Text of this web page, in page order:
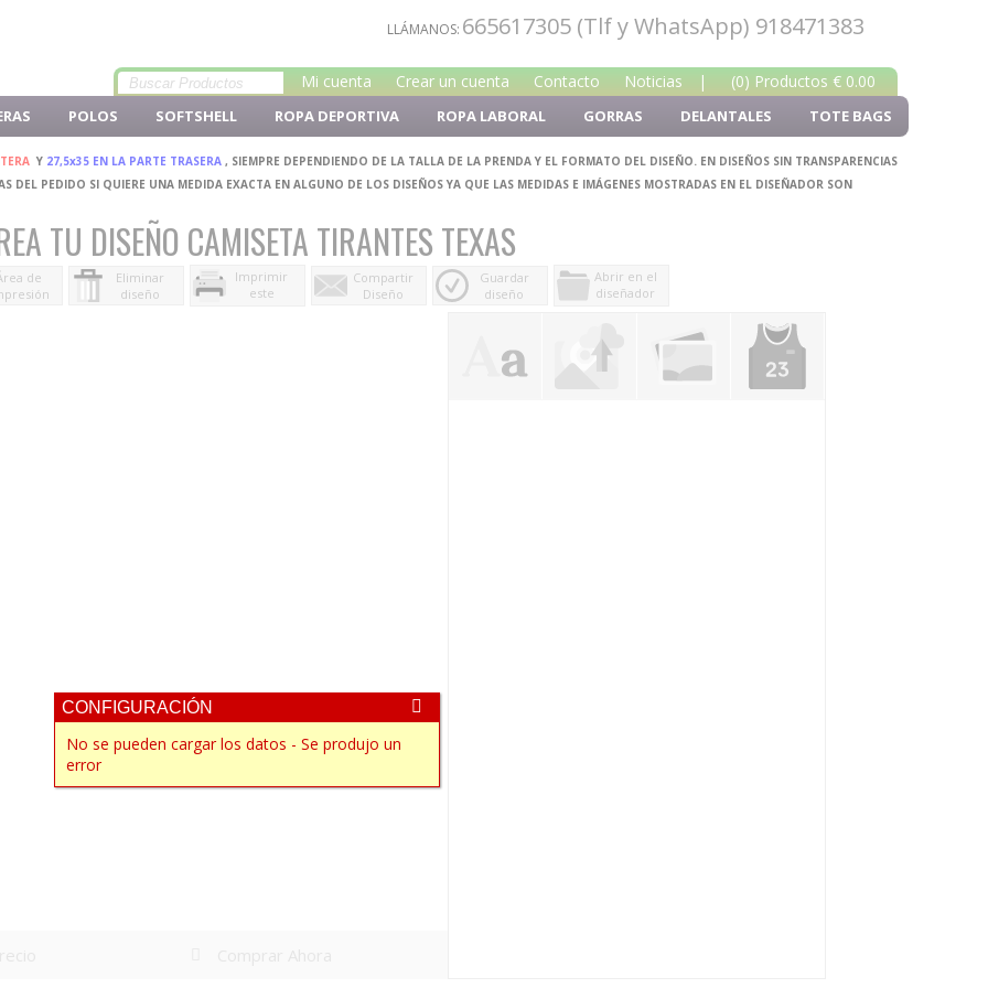
LLÁMANOS: 665617305 (Tlf y WhatsApp) 918471383
Mi cuenta Crear un cuenta Contacto Noticias | (0) Productos € 0.00
POLOS SOFTSHELL ROPA DEPORTIVA ROPA LABORAL GORRAS DELANTALES TOTE BAGS
Y 27,5x35 EN LA PARTE TRASERA , SIEMPRE DEPENDIENDO DE LA TALLA DE LA PRENDA Y EL FORMATO DEL DISEÑO. EN DISEÑOS SIN TRANSPARENCIAS
DEL PEDIDO SI QUIERE UNA MEDIDA EXACTA EN ALGUNO DE LOS DISEÑOS YA QUE LAS MEDIDAS E IMÁGENES MOSTRADAS EN EL DISEÑADOR SON
TU DISEÑO CAMISETA TIRANTES TEXAS
de
Eliminar
diseño
Imprimir
este
Compartir
Diseño
Guardar
diseño
Abrir en el
diseñador
CONFIGURACIÓN
No se pueden cargar los datos - Se produjo un
error